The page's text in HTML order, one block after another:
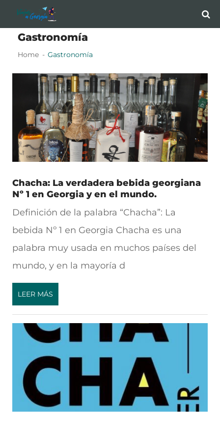
Skip
to
navigation
Skip
to
content
Gastronomía
Home Gastronomía
Chacha: La verdadera bebida georgiana
Nº 1 en Georgia y en el mundo.
Definición de la palabra “Chacha”: La
bebida Nº 1 en Georgia Chacha es una
palabra muy usada en muchos países del
mundo, y en la mayoría d
LEER MÁS